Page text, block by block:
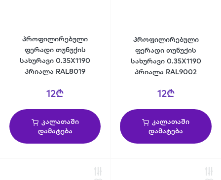
პროფილირებული
ფერადი თუნუქის
სახურავი 0.35X1190
პრიალა RAL8019
12₾
კალათაში
დამატება
პროფილირებული
ფერადი თუნუქის
სახურავი 0.35X1190
პრიალა RAL9002
12₾
კალათაში
დამატება